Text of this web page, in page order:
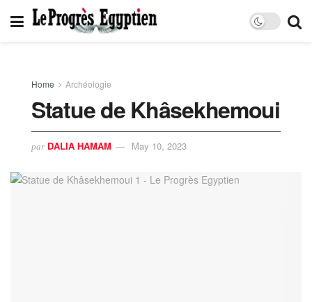
Home Archéologie
Statue de Khâsekhemoui
par DALIA HAMAM May 10, 2023